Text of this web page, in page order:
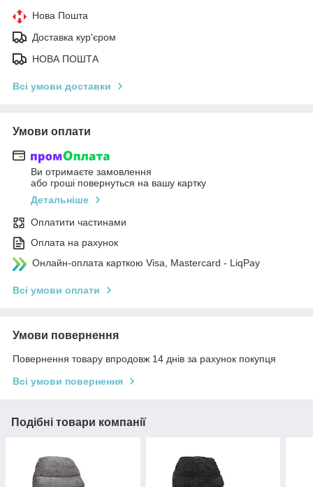
Нова Пошта
Доставка кур'єром
НОВА ПОШТА
Всі умови доставки
Умови оплати
Ви отримаєте замовлення
або гроші повернуться на вашу картку
Детальніше
Оплатити частинами
Оплата на рахунок
Онлайн-оплата карткою Visa, Mastercard - LiqPay
Всі умови оплати
Умови повернення
Повернення товару впродовж 14 днів за рахунок покупця
Всі умови повернення
Подібні товари компанії